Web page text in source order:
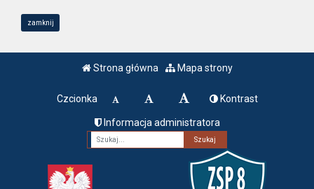
zamknij
Strona główna Mapa strony
Czcionka Kontrast
Informacja administratora
Fraza